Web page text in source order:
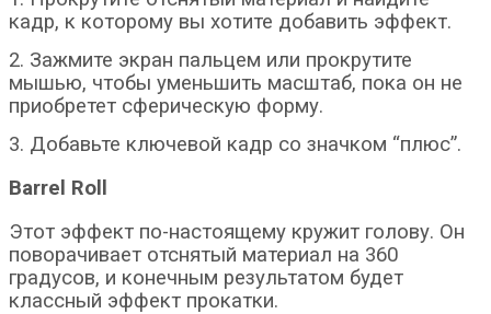
кадр, к которому вы хотите добавить эффект.
2. Зажмите экран пальцем или прокрутите
мышью, чтобы уменьшить масштаб, пока он не
приобретет сферическую форму.
3. Добавьте ключевой кадр со значком “плюс”.
Barrel Roll
Этот эффект по-настоящему кружит голову. Он
поворачивает отснятый материал на 360
градусов, и конечным результатом будет
классный эффект прокатки.